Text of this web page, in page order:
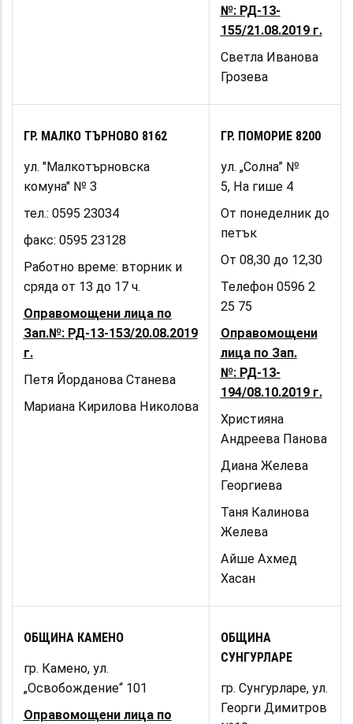
№: РД-13-
155/21.08.2019 г.
Светла Иванова
Грозева
ГР. МАЛКО ТЪРНОВО 8162
ул. "Малкотърновска
комуна" № 3
тел.: 0595 23034
факс: 0595 23128
Работно време: вторник и
сряда от 13 до 17 ч.
Оправомощени лица по
Зап.№: РД-13-153/20.08.2019
г.
Петя Йорданова Станева
Мариана Кирилова Николова
ГР. ПОМОРИЕ 8200
ул. „Солна” №
5, На гише 4
От понеделник до
петък
От 08,30 до 12,30
Телефон 0596 2
25 75
Оправомощени
лица по Зап.
№: РД-13-
194/08.10.2019 г.
Християна
Андреева Панова
Диана Желева
Георгиева
Таня Калинова
Желева
Айше Ахмед
Хасан
ОБЩИНА КАМЕНО
гр. Камено, ул.
„Освобождение“ 101
Оправомощени лица по
ОБЩИНА
СУНГУРЛАРЕ
гр. Сунгурларе, ул.
Георги Димитров